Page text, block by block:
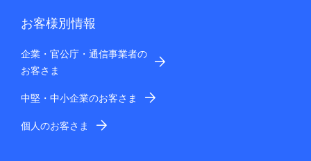
お客様別情報
企業・官公庁・通信事業者の
お客さま
中堅・中小企業のお客さま
個人のお客さま